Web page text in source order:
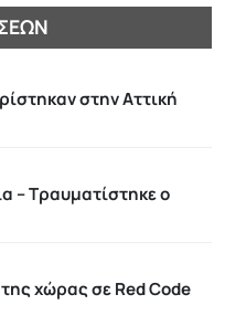
στην Αττική
– Τραυματίστηκε ο
χώρας σε Red Code